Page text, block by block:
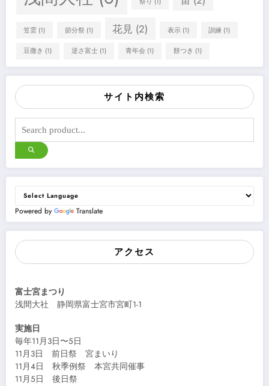
笠雲 (1) 節分祭(1) 花見 (2) 表示(1) 訓練 (1)
豆撒き (1) 逆さ富士(1) 青年会 (1) 餅つき (1)
サイト内検索
Powered by Translate
アクセス
富士宮まつり
浅間大社 静岡県富士宮市宮町1-1
実施日
毎年11月3日〜5日
11月3日 前日祭 宮まいり
11月4日 秋季例祭 本宮共同催事
11月5日 後日祭